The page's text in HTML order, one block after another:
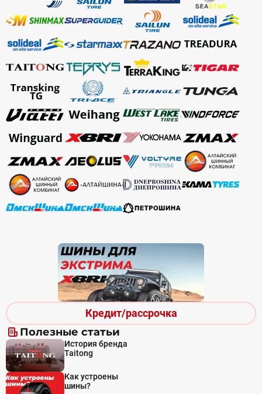
Кредит/рассрочка
Полезные статьи
История бренда
Taitong
Как устроены
шины?